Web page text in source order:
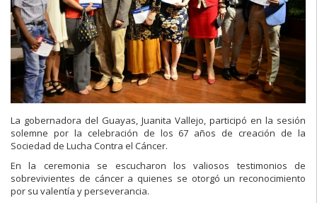
La gobernadora del Guayas, Juanita Vallejo, participó en la sesión
solemne por la celebración de los 67 años de creación de la
Sociedad de Lucha Contra el Cáncer.
En la ceremonia se escucharon los valiosos testimonios de
sobrevivientes de cáncer a quienes se otorgó un reconocimiento
por su valentía y perseverancia.